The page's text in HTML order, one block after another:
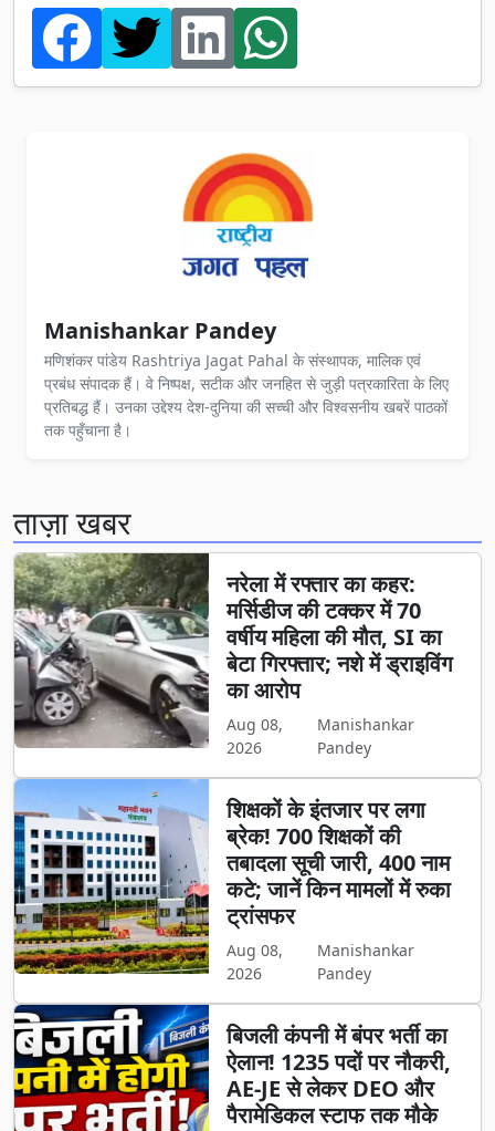
Manishankar Pandey
मणिशंकर पांडेय Rashtriya Jagat Pahal के संस्थापक, मालिक एवं
प्रबंध संपादक हैं। वे निष्पक्ष, सटीक और जनहित से जुड़ी पत्रकारिता के लिए
प्रतिबद्ध हैं। उनका उद्देश्य देश-दुनिया की सच्ची और विश्वसनीय खबरें पाठकों
तक पहुँचाना है।
ताज़ा खबर
नरेला में रफ्तार का कहर:
मर्सिडीज की टक्कर में 70
वर्षीय महिला की मौत, SI का
बेटा गिरफ्तार; नशे में ड्राइविंग
का आरोप
Aug 08,
2026
Manishankar
Pandey
शिक्षकों के इंतजार पर लगा
ब्रेक! 700 शिक्षकों की
तबादला सूची जारी, 400 नाम
कटे; जानें किन मामलों में रुका
ट्रांसफर
Aug 08,
2026
Manishankar
Pandey
बिजली कंपनी में बंपर भर्ती का
ऐलान! 1235 पदों पर नौकरी,
AE-JE से लेकर DEO और
पैरामेडिकल स्टाफ तक मौके